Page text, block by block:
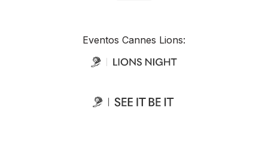
Eventos Cannes Lions: